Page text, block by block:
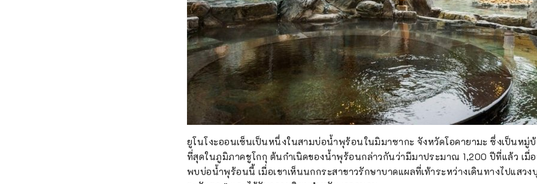
ยูโนโงะออนเซ็นเป็นหนึ่งในสามบ่อน้ำพุร้อนในมิมาซากะ จังหวัดโอคายามะ ซึ่งเป็นห
ที่สุดในภูมิภาคชูโกกุ ต้นกำเนิดของน้ำพุร้อนกล่าวกันว่ามีมาประมาณ 1,200 ปีที่แล้ว เ
พบบ่อน้ำพุร้อนนี้ เมื่อเขาเห็นนกกระสาขาวรักษาบาดแผลที่เท้าระหว่างเดินทางไปแสว